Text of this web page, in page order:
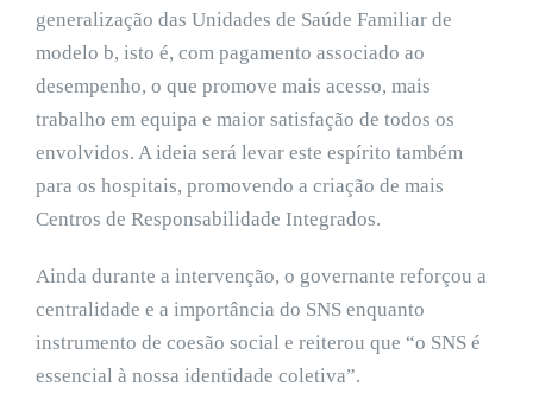
generalização das Unidades de Saúde Familiar de
modelo b, isto é, com pagamento associado ao
desempenho, o que promove mais acesso, mais
trabalho em equipa e maior satisfação de todos os
envolvidos. A ideia será levar este espírito também
para os hospitais, promovendo a criação de mais
Centros de Responsabilidade Integrados.
Ainda durante a intervenção, o governante reforçou a
centralidade e a importância do SNS enquanto
instrumento de coesão social e reiterou que “o SNS é
essencial à nossa identidade coletiva”.